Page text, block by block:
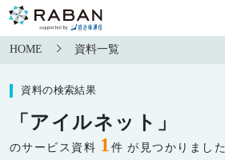
HOME 資料一覧
資料の検索結果
「アイルネット」
のサービス資料 1 件 が見つかりました